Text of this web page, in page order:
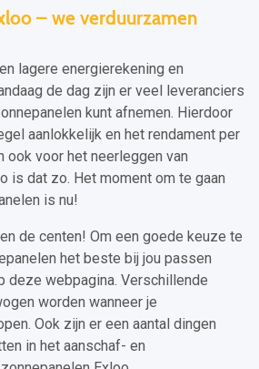
– we verduurzamen
lagere energierekening en
de dag zijn er veel leveranciers
kunt afnemen. Hierdoor
aanlokkelijk en het rendament per
ook voor het neerleggen van
is dat zo. Het moment om te gaan
is nu!
de centen! Om een goede keuze te
het beste bij jou passen
deze webpagina. Verschillende
worden wanneer je
Ook zijn er een aantal dingen
in het aanschaf- en